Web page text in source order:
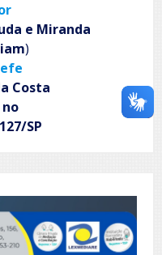
e Miranda
)
Costa
SP